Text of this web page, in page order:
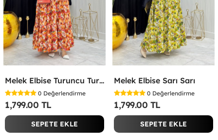
Melek Elbise Turuncu Turuncu
0 Değerlendirme
1,799.00 TL
SEPETE EKLE
Melek Elbise Sarı Sarı
0 Değerlendirme
1,799.00 TL
SEPETE EKLE